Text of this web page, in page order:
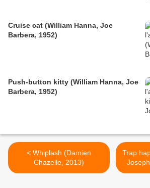
Cruise cat (William Hanna, Joe
Barbera, 1952)
Push-button kitty (William Hanna, Joe
Barbera, 1952)
< Whiplash (Damien
Chazelle, 2013)
Trap